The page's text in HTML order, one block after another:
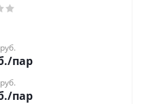
/пар
/пар